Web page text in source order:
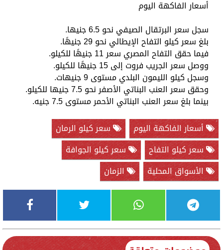
أسعار الفاكهة اليوم
سجل سعر البرتقال الصيفي نحو 6.5 جنيها.
بلغ سعر كيلو التفاح الإيطالي نحو 29 جنيهًا.
فيما حقق التفاح المصري سعر 11 جنيهًا للكيلو.
ووصل سعر الجريب فروت إلى 15 جنيهًا للكيلو.
وسجل كيلو الليمون البلدي مستوى 9 جنيهات.
وحقق سعر العنب البناتي الأصفر نحو 7.5 جنيها للكيلو.
بينما بلغ سعر العنب البناتي الأحمر مستوى 7.5 جنيه.
أسعار الفاكهة اليوم
سعر كيلو الرمان
سعر كيلو التفاح
سعر كيلو الجوافة
الأسواق المحلية
الزمان